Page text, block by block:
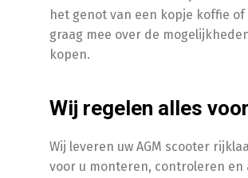
het genot van een kopje koffie
graag mee over de
kopen.
Wij regelen alles
Wij leveren uw AGM scooter
voor u monteren, controleren en